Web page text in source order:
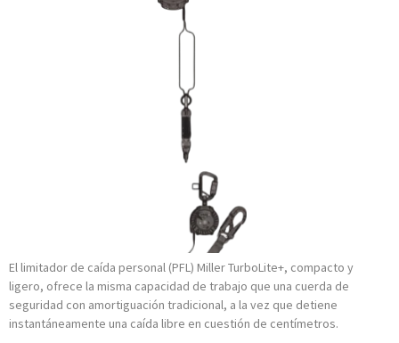
El limitador de caída personal (PFL) Miller TurboLite+, compacto y
ligero, ofrece la misma capacidad de trabajo que una cuerda de
seguridad con amortiguación tradicional, a la vez que detiene
instantáneamente una caída libre en cuestión de centímetros.